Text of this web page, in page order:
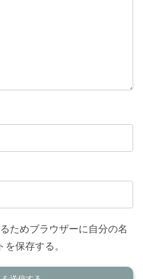
ためブラウザーに自分の名
保存する。